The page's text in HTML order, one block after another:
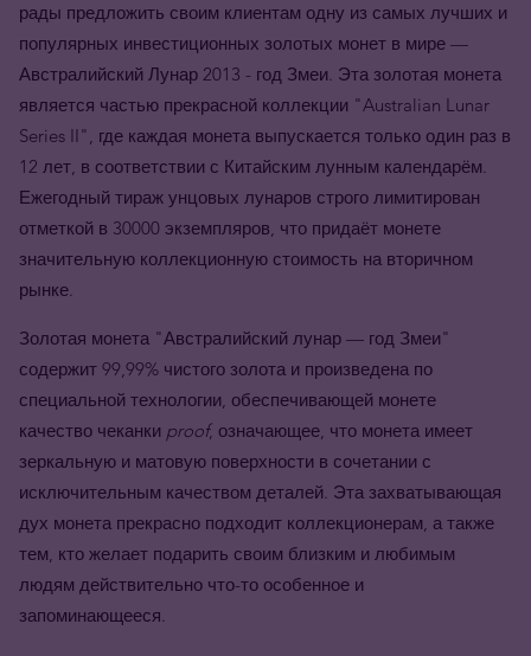
рады предложить своим клиентам одну из самых лучших и
популярных инвестиционных золотых монет в мире —
Австралийский Лунар 2013 - год Змеи. Эта золотая монета
является частью прекрасной коллекции "Australian Lunar
Series II", где каждая монета выпускается только один раз в
12 лет, в соответствии с Китайским лунным календарём.
Ежегодный тираж унцовых лунаров строго лимитирован
отметкой в 30000 экземпляров, что придаёт монете
значительную коллекционную стоимость на вторичном
рынке.
Золотая монета "Австралийский лунар — год Змеи"
содержит 99,99% чистого золота и произведена по
специальной технологии, обеспечивающей монете
качество чеканки proof, означающее, что монета имеет
зеркальную и матовую поверхности в сочетании с
исключительным качеством деталей. Эта захватывающая
дух монета прекрасно подходит коллекционерам, а также
тем, кто желает подарить своим близким и любимым
людям действительно что-то особенное и
запоминающееся.